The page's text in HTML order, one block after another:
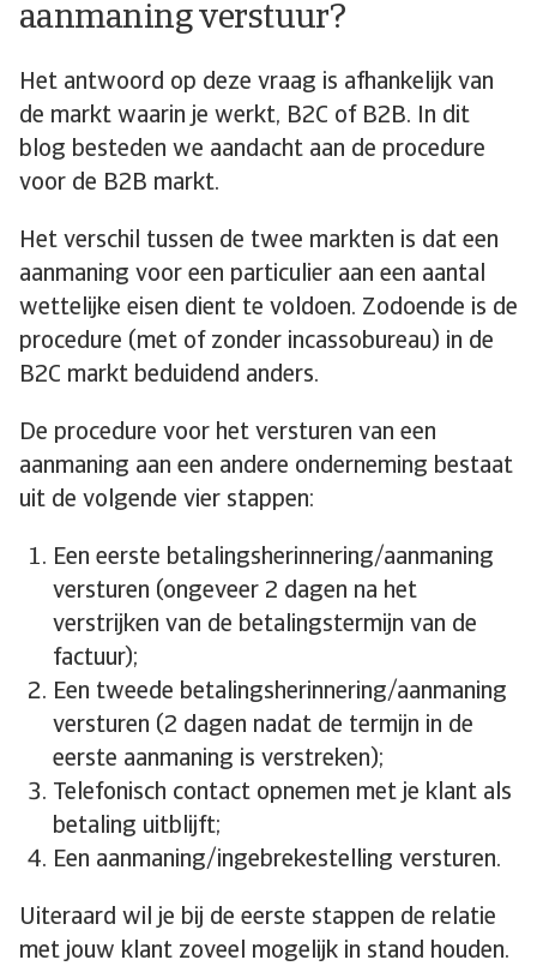
aanmaning verstuur?
Het antwoord op deze vraag is afhankelijk van
de markt waarin je werkt, B2C of B2B. In dit
blog besteden we aandacht aan de procedure
voor de B2B markt.
Het verschil tussen de twee markten is dat een
aanmaning voor een particulier aan een aantal
wettelijke eisen dient te voldoen. Zodoende is de
procedure (met of zonder incassobureau) in de
B2C markt beduidend anders.
De procedure voor het versturen van een
aanmaning aan een andere onderneming bestaat
uit de volgende vier stappen:
Een eerste betalingsherinnering/aanmaning
versturen (ongeveer 2 dagen na het
verstrijken van de betalingstermijn van de
factuur);
Een tweede betalingsherinnering/aanmaning
versturen (2 dagen nadat de termijn in de
eerste aanmaning is verstreken);
Telefonisch contact opnemen met je klant als
betaling uitblijft;
Een aanmaning/ingebrekestelling versturen.
Uiteraard wil je bij de eerste stappen de relatie
met jouw klant zoveel mogelijk in stand houden.